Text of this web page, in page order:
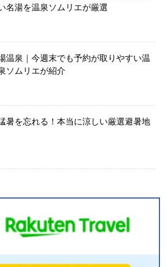
名湯を温泉ソムリエが厳選
温泉｜今週末でも予約が取りやすい温
ソムリエが紹介
暑を忘れる！本当に涼しい厳選避暑地